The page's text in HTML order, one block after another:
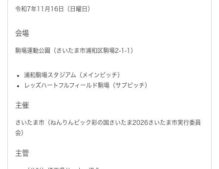
令和7年11月16日（日曜日）
会場
駒場運動公園（さいたま市浦和区駒場2-1-1）
浦和駒場スタジアム（メインピッチ）
レッズハートフルフィールド駒場（サブピッチ）
主催
さいたま市（ねんりんピック彩の国さいたま2026さいたま市実行委員
会）
主管